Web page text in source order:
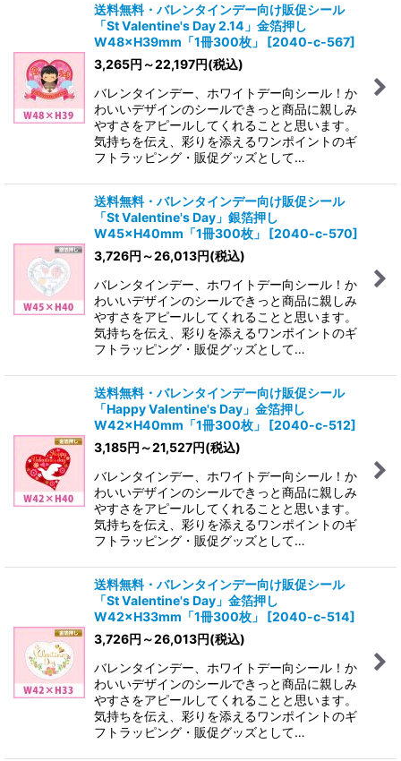
並び順:
絞り込む
送料無料・バレンタインデー向け販促シール
「St Valentine's Day 2.14」金箔押し
W48×H39mm「1冊300枚」
[2040-c-567]
3,265円 ～22,197円(税込)
バレンタインデー、ホワイトデー向シール！か
わいいデザインのシールできっと商品に親しみ
やすさをアピールしてくれることと思います。
気持ちを伝え、彩りを添えるワンポイントのギ
フトラッピング・販促グッズとして…
送料無料・バレンタインデー向け販促シール
「St Valentine's Day」銀箔押し
W45×H40mm「1冊300枚」
[2040-c-570]
3,726円 ～26,013円(税込)
バレンタインデー、ホワイトデー向シール！か
わいいデザインのシールできっと商品に親しみ
やすさをアピールしてくれることと思います。
気持ちを伝え、彩りを添えるワンポイントのギ
フトラッピング・販促グッズとして…
送料無料・バレンタインデー向け販促シール
「Happy Valentine's Day」金箔押し
W42×H40mm「1冊300枚」
[2040-c-512]
3,185円 ～21,527円(税込)
バレンタインデー、ホワイトデー向シール！か
わいいデザインのシールできっと商品に親しみ
やすさをアピールしてくれることと思います。
気持ちを伝え、彩りを添えるワンポイントのギ
フトラッピング・販促グッズとして…
送料無料・バレンタインデー向け販促シール
「St Valentine's Day」金箔押し
W42×H33mm「1冊300枚」
[2040-c-514]
3,726円 ～26,013円(税込)
バレンタインデー、ホワイトデー向シール！か
わいいデザインのシールできっと商品に親しみ
やすさをアピールしてくれることと思います。
気持ちを伝え、彩りを添えるワンポイントのギ
フトラッピング・販促グッズとして…